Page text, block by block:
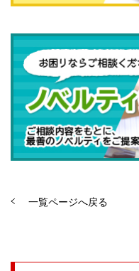
一覧ページへ戻る